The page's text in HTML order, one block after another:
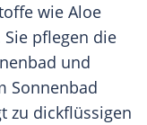
wie Aloe
Sie pflegen die
und
Sonnenbad
zu dickflüssigen